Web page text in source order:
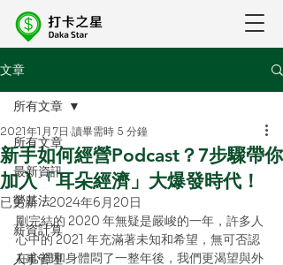
文章
所有文章
最新資訊
勞基法
薪資計算
人事管理
所有文章
新手如何經營Podcast？7步驟帶你
加入「耳朵經濟」大爆發時代！
2021年1月7日 讀畢需時 5 分鐘
已更新：2024年6月20日
剛完結的 2020 年無疑是嚴峻的一年，許多人
心中的 2021 年充滿著未知和希望，無可否認
在心裡和身體悶了一整年後，我們更渴望與外